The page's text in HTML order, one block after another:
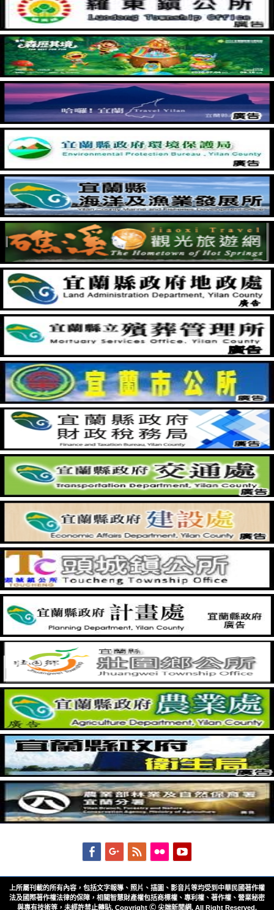
FacebookGoogleplus
Feed Flickr
上所屬刊載的所有內容，包括文字報導、照片、插圖、影音片等均受到中華民國著作權
法及國際著作權法律的保障，相關智慧財產權包括商標權、專利權、著作權、營業秘密
與專有技術等，未經許禁止轉貼. Copyright Ⓒ 尖端新聞網. All Right Reserved.